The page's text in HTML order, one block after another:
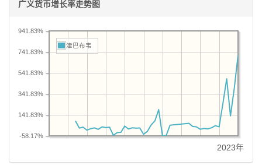
广义货币增长率走势图
-58.17%
141.83%
341.83%
541.83%
741.83%
941.83%
津巴布韦
2023年